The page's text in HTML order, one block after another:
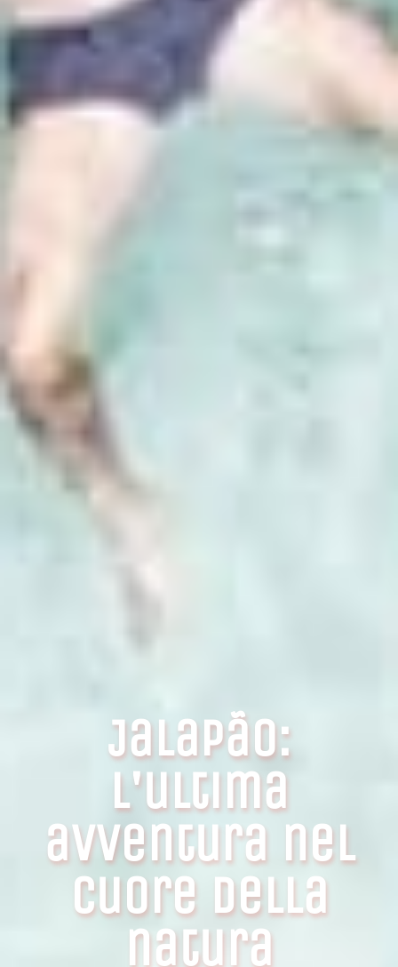
Jalapão:
l'ultima
avventura nel
cuore della
natura